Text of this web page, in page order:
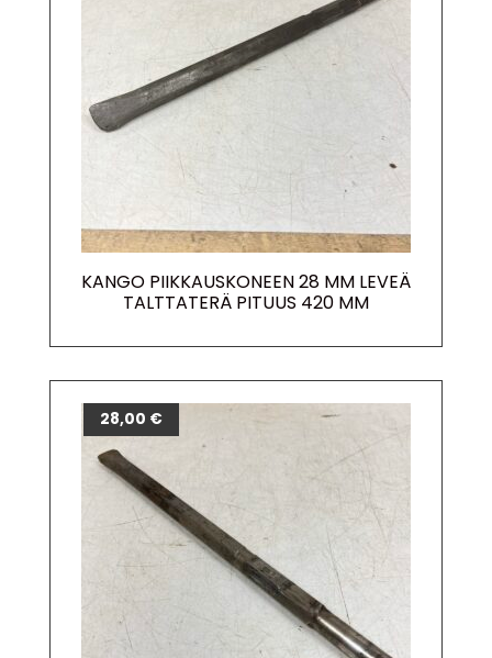
KANGO PIIKKAUSKONEEN 28 MM LEVEÄ
TALTTATERÄ PITUUS 420 MM
28,00 €